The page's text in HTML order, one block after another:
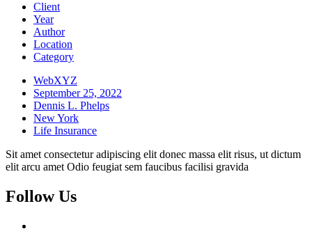
Client
Year
Author
Location
Category
WebXYZ
September 25, 2022
Dennis L. Phelps
New York
Life Insurance
Sit amet consectetur adipiscing elit donec massa elit risus, ut dictum
elit arcu amet Odio feugiat sem faucibus facilisi gravida
Follow Us